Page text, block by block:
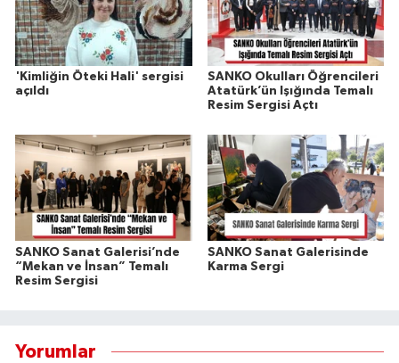
'Kimliğin Öteki Hali' sergisi
açıldı
SANKO Okulları Öğrencileri
Atatürk’ün Işığında Temalı
Resim Sergisi Açtı
SANKO Sanat Galerisi’nde
“Mekan ve İnsan” Temalı
Resim Sergisi
SANKO Sanat Galerisinde
Karma Sergi
Yorumlar